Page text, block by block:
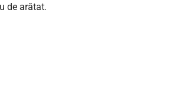
de arătat.